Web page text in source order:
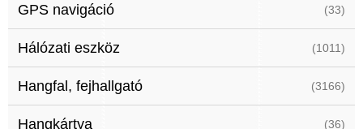
GPS navigáció (33)
Hálózati eszköz (1011)
Hangfal, fejhallgató (3166)
Hangkártya (36)